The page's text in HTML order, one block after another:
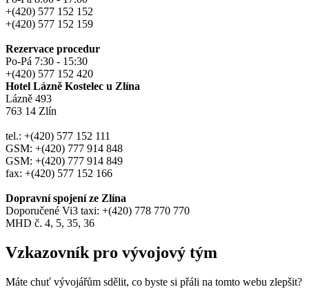
+(420) 577 152 152
+(420) 577 152 159
Rezervace procedur
Po-Pá 7:30 - 15:30
+(420) 577 152 420
Hotel Lázně Kostelec u Zlína
Lázně 493
763 14 Zlín
tel.: +(420) 577 152 111
GSM: +(420) 777 914 848
GSM: +(420) 777 914 849
fax: +(420) 577 152 166
Dopravní spojení ze Zlína
Doporučené Vi3 taxi: +(420) 778 770 770
MHD č. 4, 5, 35, 36
Vzkazovník pro vývojový tým
Máte chuť vývojářům sdělit, co byste si přáli na tomto webu zlepšit?